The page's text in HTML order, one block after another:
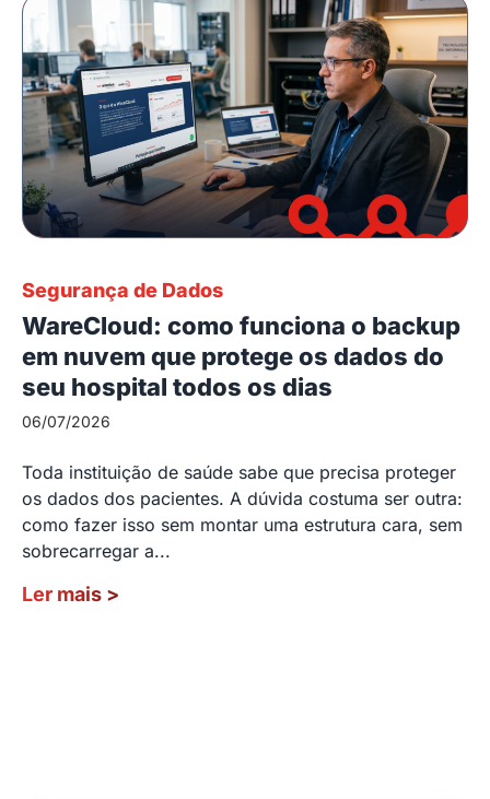
Segurança de Dados
WareCloud: como funciona o backup
em nuvem que protege os dados do
seu hospital todos os dias
06/07/2026
Toda instituição de saúde sabe que precisa proteger
os dados dos pacientes. A dúvida costuma ser outra:
como fazer isso sem montar uma estrutura cara, sem
sobrecarregar a...
Ler mais >